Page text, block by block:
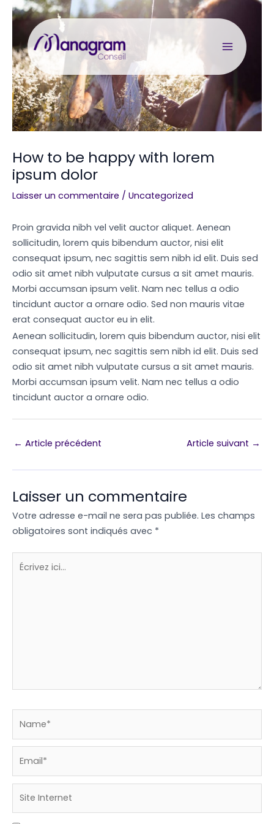
Aller
contenu
MAIN
How to be happy with lorem
ipsum dolor
Laisser un commentaire / Uncategorized
Proin gravida nibh vel velit auctor aliquet. Aenean
sollicitudin, lorem quis bibendum auctor, nisi elit
consequat ipsum, nec sagittis sem nibh id elit. Duis sed
odio sit amet nibh vulputate cursus a sit amet mauris.
Morbi accumsan ipsum velit. Nam nec tellus a odio
tincidunt auctor a ornare odio. Sed non mauris vitae
erat consequat auctor eu in elit.
Aenean sollicitudin, lorem quis bibendum auctor, nisi elit
consequat ipsum, nec sagittis sem nibh id elit. Duis sed
odio sit amet nibh vulputate cursus a sit amet mauris.
Morbi accumsan ipsum velit. Nam nec tellus a odio
tincidunt auctor a ornare odio.
← Article précédent Article suivant →
Laisser un commentaire
Votre adresse e-mail ne sera pas publiée. Les champs
obligatoires sont indiqués avec *
Écrivez